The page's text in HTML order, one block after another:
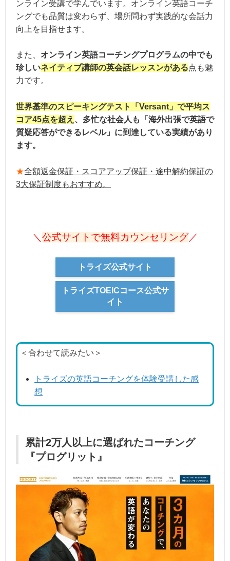
ンライン受講で学んでいます。オンライン英語コーチ
ングでも品質は変わらず、場所問わず実践的な会話力
向上を目指せます。
また、 オンライン英語コーチングプログラムの中でも
珍しいネイティブ講師の英会話レッスンがある点も魅
力です。
世界基準のスピーキングテスト「Versant」で平均ス
コア45点を超え 、多忙な社会人も「海外出張で英語で
質疑応答ができるレベル」に到達している実績があり
ます。
★全額返金保証・スコアアップ保証・途中解約保証の
3大保証制度もおすすめ。
＼ 公式サイトで無料カウンセリング／
トライズ公式サイト
トライズTOEICコース公式サ
イト
＜合わせて読みたい＞
トライズの英語コーチングを体験受講した感
想
累計2万人以上に選ばれたコーチング
『プログリット』